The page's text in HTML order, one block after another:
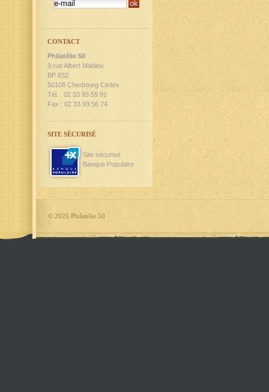
CONTACT
Philatélie 50
9,rue Albert Mahieu
BP 832
50108 Cherbourg Cedex
Tél. : 02 33 93 55 91
Fax : 02 33 93 56 74
SITE SÉCURISÉ
Site sécurisé
Banque Populaire
© 2026 Philatélie 50